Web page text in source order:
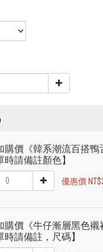
購價《韓系潮流百搭鴨
時請備註顏色】
優惠價
購價《牛仔漸層黑色襯
時請備註，尺碼】